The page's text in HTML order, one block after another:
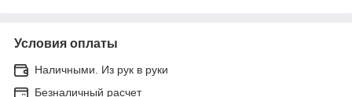
Условия оплаты
Наличными. Из рук в руки
Безналичный расчет